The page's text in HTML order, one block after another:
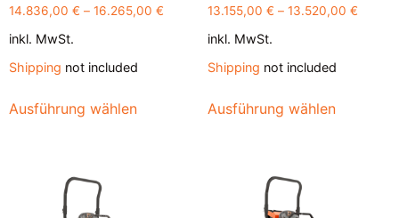
14.836,00 € – 16.265,00 €
inkl. MwSt.
Shipping not included
Ausführung wählen
13.155,00 € – 13.520,00 €
inkl. MwSt.
Shipping not included
Ausführung wählen